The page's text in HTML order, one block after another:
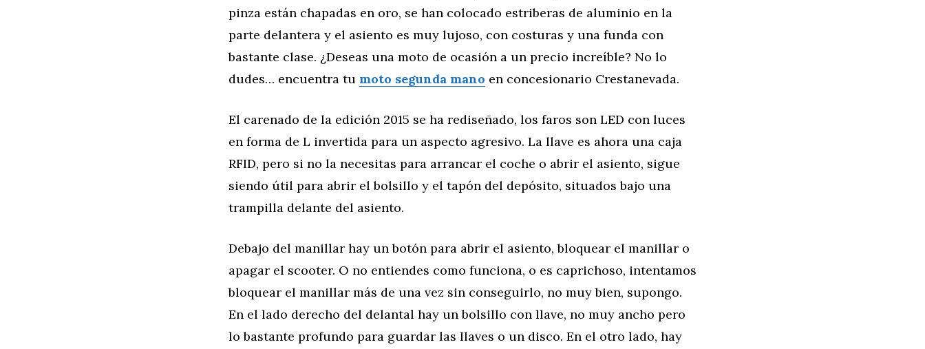
pinza están chapadas en oro, se han colocado estriberas de aluminio en la
parte delantera y el asiento es muy lujoso, con costuras y una funda con
bastante clase. ¿Deseas una moto de ocasión a un precio increíble? No lo
dudes… encuentra tu moto segunda mano en concesionario Crestanevada.
El carenado de la edición 2015 se ha rediseñado, los faros son LED con luces
en forma de L invertida para un aspecto agresivo. La llave es ahora una caja
RFID, pero si no la necesitas para arrancar el coche o abrir el asiento, sigue
siendo útil para abrir el bolsillo y el tapón del depósito, situados bajo una
trampilla delante del asiento.
Debajo del manillar hay un botón para abrir el asiento, bloquear el manillar o
apagar el scooter. O no entiendes como funciona, o es caprichoso, intentamos
bloquear el manillar más de una vez sin conseguirlo, no muy bien, supongo.
En el lado derecho del delantal hay un bolsillo con llave, no muy ancho pero
lo bastante profundo para guardar las llaves o un disco. En el otro lado, hay